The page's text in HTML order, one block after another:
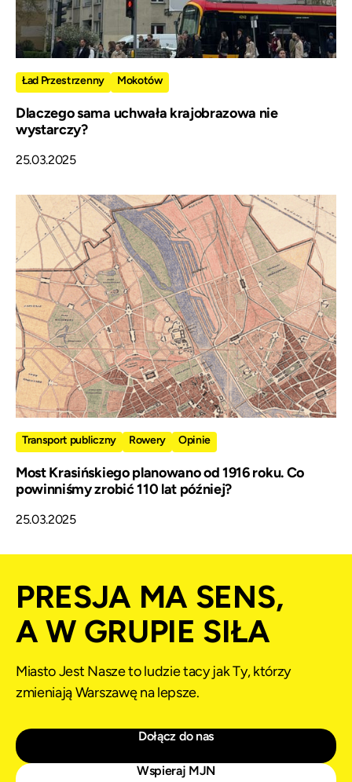
Ład Przestrzenny Mokotów
Dlaczego sama uchwała krajobrazowa nie
wystarczy?
25.03.2025
Transport publiczny Rowery Opinie
Most Krasińskiego planowano od 1916 roku. Co
powinniśmy zrobić 110 lat później?
25.03.2025
PRESJA MA SENS,
A W GRUPIE SIŁA
Miasto Jest Nasze to ludzie tacy jak Ty, którzy
zmieniają Warszawę na lepsze.
Dołącz do nas
Wspieraj MJN